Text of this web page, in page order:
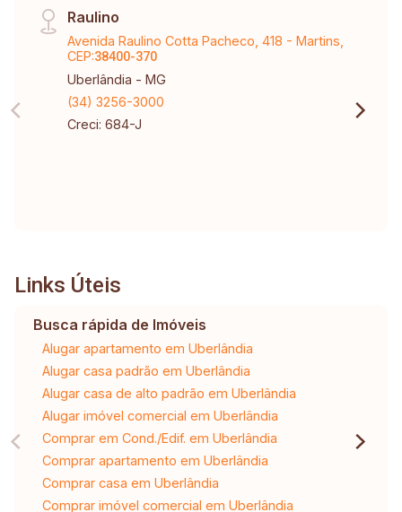
Raulino
Avenida Raulino Cotta Pacheco, 418 - Martins,
CEP:38400-370
Uberlândia - MG
(34) 3256-3000
Creci: 684-J
Links Úteis
Busca rápida de Imóveis
Alugar apartamento em Uberlândia
Alugar casa padrão em Uberlândia
Alugar casa de alto padrão em Uberlândia
Alugar imóvel comercial em Uberlândia
Comprar em Cond./Edif. em Uberlândia
Comprar apartamento em Uberlândia
Comprar casa em Uberlândia
Comprar imóvel comercial em Uberlândia